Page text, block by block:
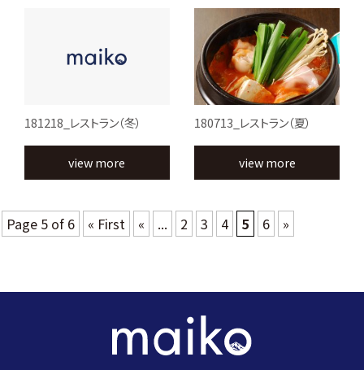
181218_レストラン（冬）
view more
180713_レストラン（夏）
view more
Page 5 of 6 « First « ... 2 3 4 5 6 »